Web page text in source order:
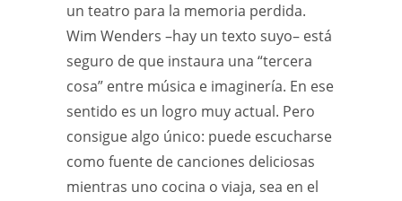
un teatro para la memoria perdida.
Wim Wenders –hay un texto suyo– está
seguro de que instaura una “tercera
cosa” entre música e imaginería. En ese
sentido es un logro muy actual. Pero
consigue algo único: puede escucharse
como fuente de canciones deliciosas
mientras uno cocina o viaja, sea en el